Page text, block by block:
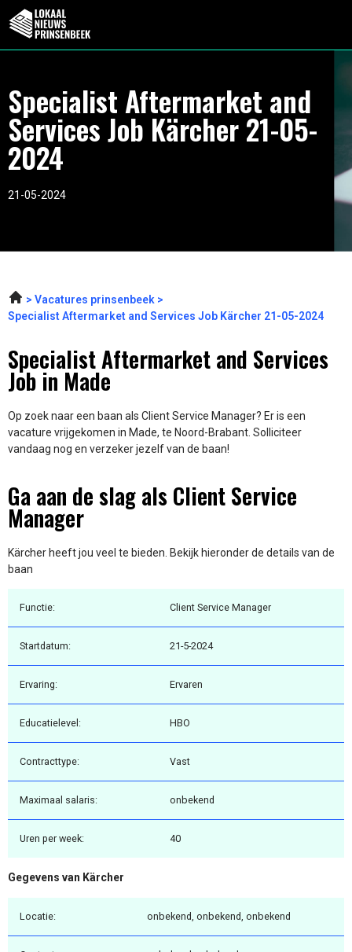
Specialist Aftermarket and
Services Job Kärcher 21-05-
2024
21-05-2024
Vacatures prinsenbeek
Specialist Aftermarket and Services Job Kärcher 21-05-2024
Specialist Aftermarket and Services
Job in Made
Op zoek naar een baan als Client Service Manager? Er is een
vacature vrijgekomen in Made, te Noord-Brabant. Solliciteer
vandaag nog en verzeker jezelf van de baan!
Ga aan de slag als Client Service
Manager
Kärcher heeft jou veel te bieden. Bekijk hieronder de details van de
baan
Functie: Client Service Manager
Startdatum: 21-5-2024
Ervaring: Ervaren
Educatielevel: HBO
Contracttype: Vast
Maximaal salaris: onbekend
Uren per week: 40
Gegevens van Kärcher
Locatie: onbekend, onbekend, onbekend